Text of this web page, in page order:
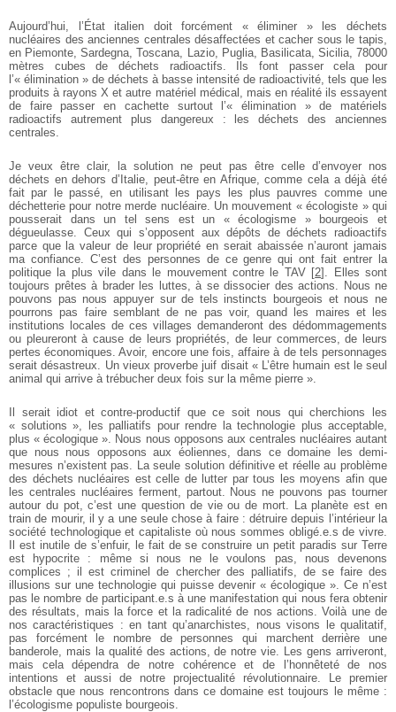
Aujourd’hui, l’État italien doit forcément « éliminer » les déchets
nucléaires des anciennes centrales désaffectées et cacher sous le tapis,
en Piemonte, Sardegna, Toscana, Lazio, Puglia, Basilicata, Sicilia, 78000
mètres cubes de déchets radioactifs. Ils font passer cela pour
l’« élimination » de déchets à basse intensité de radioactivité, tels que les
produits à rayons X et autre matériel médical, mais en réalité ils essayent
de faire passer en cachette surtout l’« élimination » de matériels
radioactifs autrement plus dangereux : les déchets des anciennes
centrales.
Je veux être clair, la solution ne peut pas être celle d’envoyer nos
déchets en dehors d’Italie, peut-être en Afrique, comme cela a déjà été
fait par le passé, en utilisant les pays les plus pauvres comme une
déchetterie pour notre merde nucléaire. Un mouvement « écologiste » qui
pousserait dans un tel sens est un « écologisme » bourgeois et
dégueulasse. Ceux qui s’opposent aux dépôts de déchets radioactifs
parce que la valeur de leur propriété en serait abaissée n’auront jamais
ma confiance. C’est des personnes de ce genre qui ont fait entrer la
politique la plus vile dans le mouvement contre le TAV[2] . Elles sont
toujours prêtes à brader les luttes, à se dissocier des actions. Nous ne
pouvons pas nous appuyer sur de tels instincts bourgeois et nous ne
pourrons pas faire semblant de ne pas voir, quand les maires et les
institutions locales de ces villages demanderont des dédommagements
ou pleureront à cause de leurs propriétés, de leur commerces, de leurs
pertes économiques. Avoir, encore une fois, affaire à de tels personnages
serait désastreux. Un vieux proverbe juif disait « L’être humain est le seul
animal qui arrive à trébucher deux fois sur la même pierre ».
Il serait idiot et contre-productif que ce soit nous qui cherchions les
« solutions », les palliatifs pour rendre la technologie plus acceptable,
plus « écologique ». Nous nous opposons aux centrales nucléaires autant
que nous nous opposons aux éoliennes, dans ce domaine les demi-
mesures n’existent pas. La seule solution définitive et réelle au problème
des déchets nucléaires est celle de lutter par tous les moyens afin que
les centrales nucléaires ferment, partout. Nous ne pouvons pas tourner
autour du pot, c’est une question de vie ou de mort. La planète est en
train de mourir, il y a une seule chose à faire : détruire depuis l’intérieur la
société technologique et capitaliste où nous sommes obligé.e.s de vivre.
Il est inutile de s’enfuir, le fait de se construire un petit paradis sur Terre
est hypocrite : même si nous ne le voulons pas, nous devenons
complices ; il est criminel de chercher des palliatifs, de se faire des
illusions sur une technologie qui puisse devenir « écologique ». Ce n’est
pas le nombre de participant.e.s à une manifestation qui nous fera obtenir
des résultats, mais la force et la radicalité de nos actions. Voilà une de
nos caractéristiques : en tant qu’anarchistes, nous visons le qualitatif,
pas forcément le nombre de personnes qui marchent derrière une
banderole, mais la qualité des actions, de notre vie. Les gens arriveront,
mais cela dépendra de notre cohérence et de l’honnêteté de nos
intentions et aussi de notre projectualité révolutionnaire. Le premier
obstacle que nous rencontrons dans ce domaine est toujours le même :
l’écologisme populiste bourgeois.